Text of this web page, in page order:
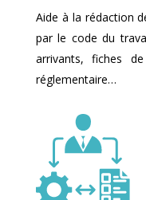
Aide à la rédaction
par le code du
arrivants, fiches
réglementaire…